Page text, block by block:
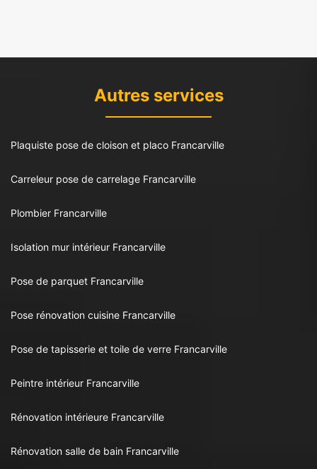
Autres services
Plaquiste pose de cloison et placo Francarville
Carreleur pose de carrelage Francarville
Plombier Francarville
Isolation mur intérieur Francarville
Pose de parquet Francarville
Pose rénovation cuisine Francarville
Pose de tapisserie et toile de verre Francarville
Peintre intérieur Francarville
Rénovation intérieure Francarville
Rénovation salle de bain Francarville